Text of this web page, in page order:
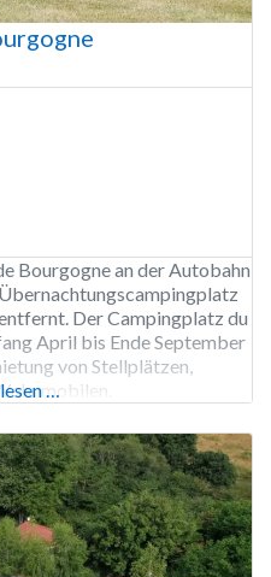
Bourgogne an der Autobahn
Der Campingplatz du
April bis Ende September
von Stellplätzen,
…